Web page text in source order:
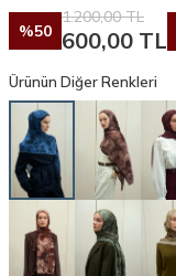
%50
1.200,00TL
600,00 TL
Ürünün Diğer Renkleri